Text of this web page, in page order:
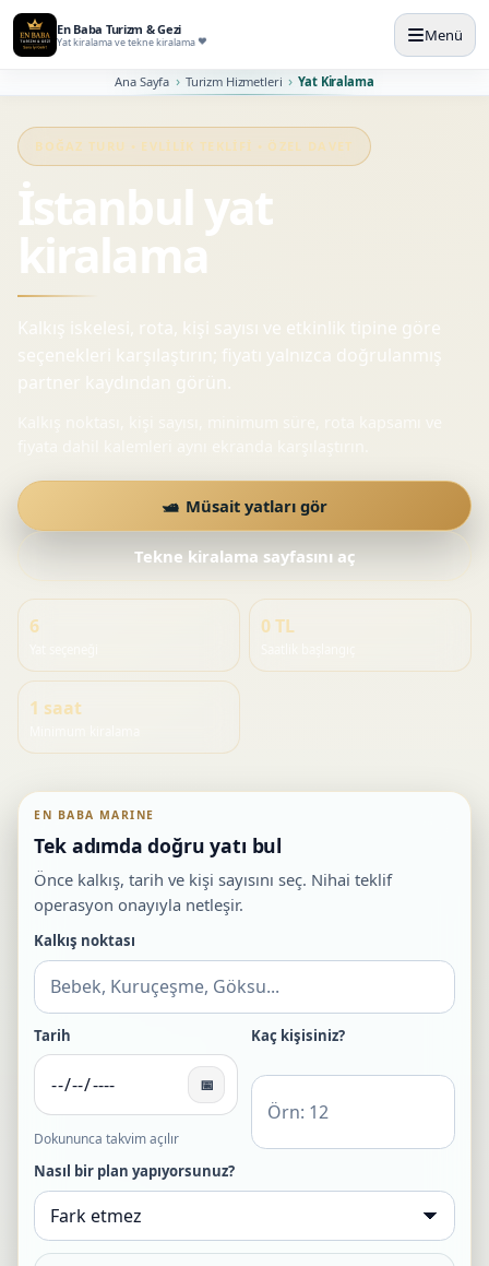
En Baba Turizm & Gezi
Yat kiralama ve tekne kiralama Menü
Ana Sayfa Turizm Hizmetleri Yat Kiralama
BOĞAZ TURU • EVLILIK TEKLIFI • ÖZEL DAVET
İstanbul yat
kiralama
Kalkış iskelesi, rota, kişi sayısı ve etkinlik tipine göre
seçenekleri karşılaştırın; fiyatı yalnızca doğrulanmış
partner kaydından görün.
Müsait yatları gör
Tekne kiralama sayfasını aç
6 0 TL
1 saat
Tek adımda doğru yatı bul
Önce kalkış, tarih ve kişi sayısını seç. Nihai teklif
operasyon onayıyla netleşir.
Kalkış noktası
Tarih
📅
Dokununca takvim açılır
Kaç kişisiniz?
Nasıl bir plan yapıyorsunuz?